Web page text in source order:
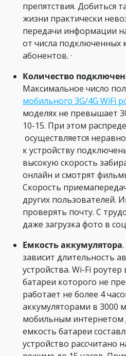
препятствия. Добиться
жизни практически
передачи информации
от числа подключенных
абонентов. ·
Количество
Максимальное число
мобильного 3G/4G WiFi
моделях не превышает
10-15. При этом
осуществляется
к устройству
высокую скорость
онлайн и смотрят
Скорость
других пользователей.
проверять почту. С
даже загрузка фото в
Емкость аккумулятора
зависит длительность
устройства. Wi-Fi
батареи которого не
работает не более 4
аккумуляторами в 3000
мобильным интернетом
емкость батареи
устройство рассчитано